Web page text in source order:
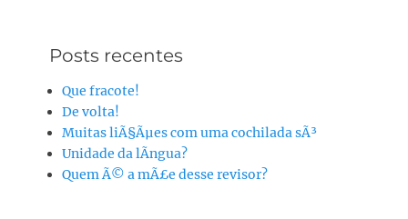
Posts recentes
Que fracote!
De volta!
Muitas liÃ§Ãµes com uma cochilada sÃ³
Unidade da lÃ­ngua?
Quem Ã© a mÃ£e desse revisor?